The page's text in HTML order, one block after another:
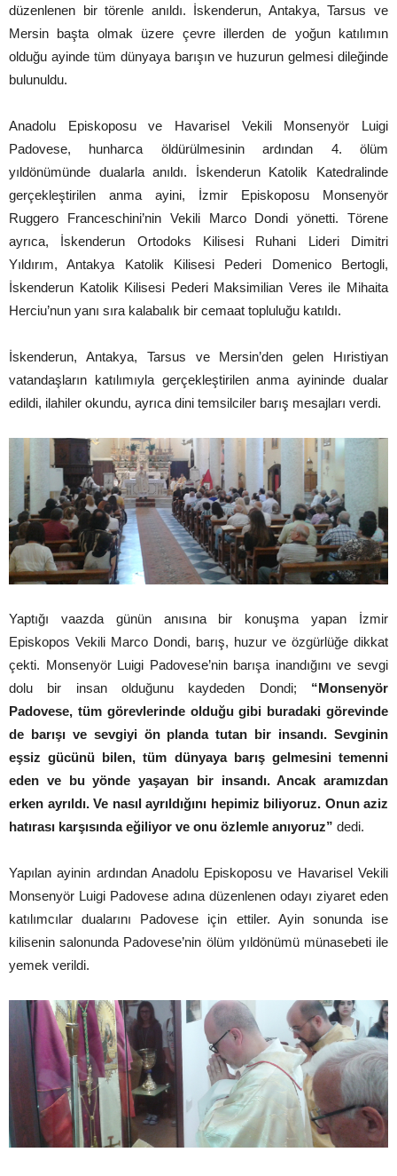
düzenlenen bir törenle anıldı. İskenderun, Antakya, Tarsus ve
Mersin başta olmak üzere çevre illerden de yoğun katılımın
olduğu ayinde tüm dünyaya barışın ve huzurun gelmesi dileğinde
bulunuldu.
Anadolu Episkoposu ve Havarisel Vekili Monsenyör Luigi
Padovese, hunharca öldürülmesinin ardından 4. ölüm
yıldönümünde dualarla anıldı. İskenderun Katolik Katedralinde
gerçekleştirilen anma ayini, İzmir Episkoposu Monsenyör
Ruggero Franceschini’nin Vekili Marco Dondi yönetti. Törene
ayrıca, İskenderun Ortodoks Kilisesi Ruhani Lideri Dimitri
Yıldırım, Antakya Katolik Kilisesi Pederi Domenico Bertogli,
İskenderun Katolik Kilisesi Pederi Maksimilian Veres ile Mihaita
Herciu’nun yanı sıra kalabalık bir cemaat topluluğu katıldı.
İskenderun, Antakya, Tarsus ve Mersin’den gelen Hıristiyan
vatandaşların katılımıyla gerçekleştirilen anma ayininde dualar
edildi, ilahiler okundu, ayrıca dini temsilciler barış mesajları verdi.
Yaptığı vaazda günün anısına bir konuşma yapan İzmir
Episkopos Vekili Marco Dondi, barış, huzur ve özgürlüğe dikkat
çekti. Monsenyör Luigi Padovese’nin barışa inandığını ve sevgi
dolu bir insan olduğunu kaydeden Dondi; “Monsenyör
Padovese, tüm görevlerinde olduğu gibi buradaki görevinde
de barışı ve sevgiyi ön planda tutan bir insandı. Sevginin
eşsiz gücünü bilen, tüm dünyaya barış gelmesini temenni
eden ve bu yönde yaşayan bir insandı. Ancak aramızdan
erken ayrıldı. Ve nasıl ayrıldığını hepimiz biliyoruz. Onun aziz
hatırası karşısında eğiliyor ve onu özlemle anıyoruz” dedi.
Yapılan ayinin ardından Anadolu Episkoposu ve Havarisel Vekili
Monsenyör Luigi Padovese adına düzenlenen odayı ziyaret eden
katılımcılar dualarını Padovese için ettiler. Ayin sonunda ise
kilisenin salonunda Padovese’nin ölüm yıldönümü münasebeti ile
yemek verildi.